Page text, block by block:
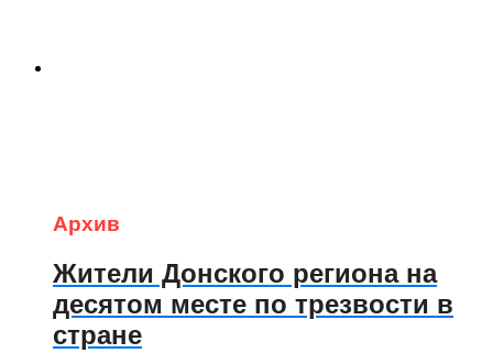
Архив
Жители Донского региона на
десятом месте по трезвости в
стране